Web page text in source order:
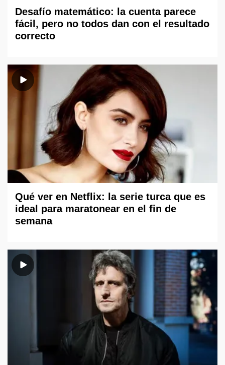
Desafío matemático: la cuenta parece
fácil, pero no todos dan con el resultado
correcto
Qué ver en Netflix: la serie turca que es
ideal para maratonear en el fin de
semana